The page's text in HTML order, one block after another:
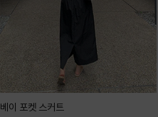
베이 포켓 스커트